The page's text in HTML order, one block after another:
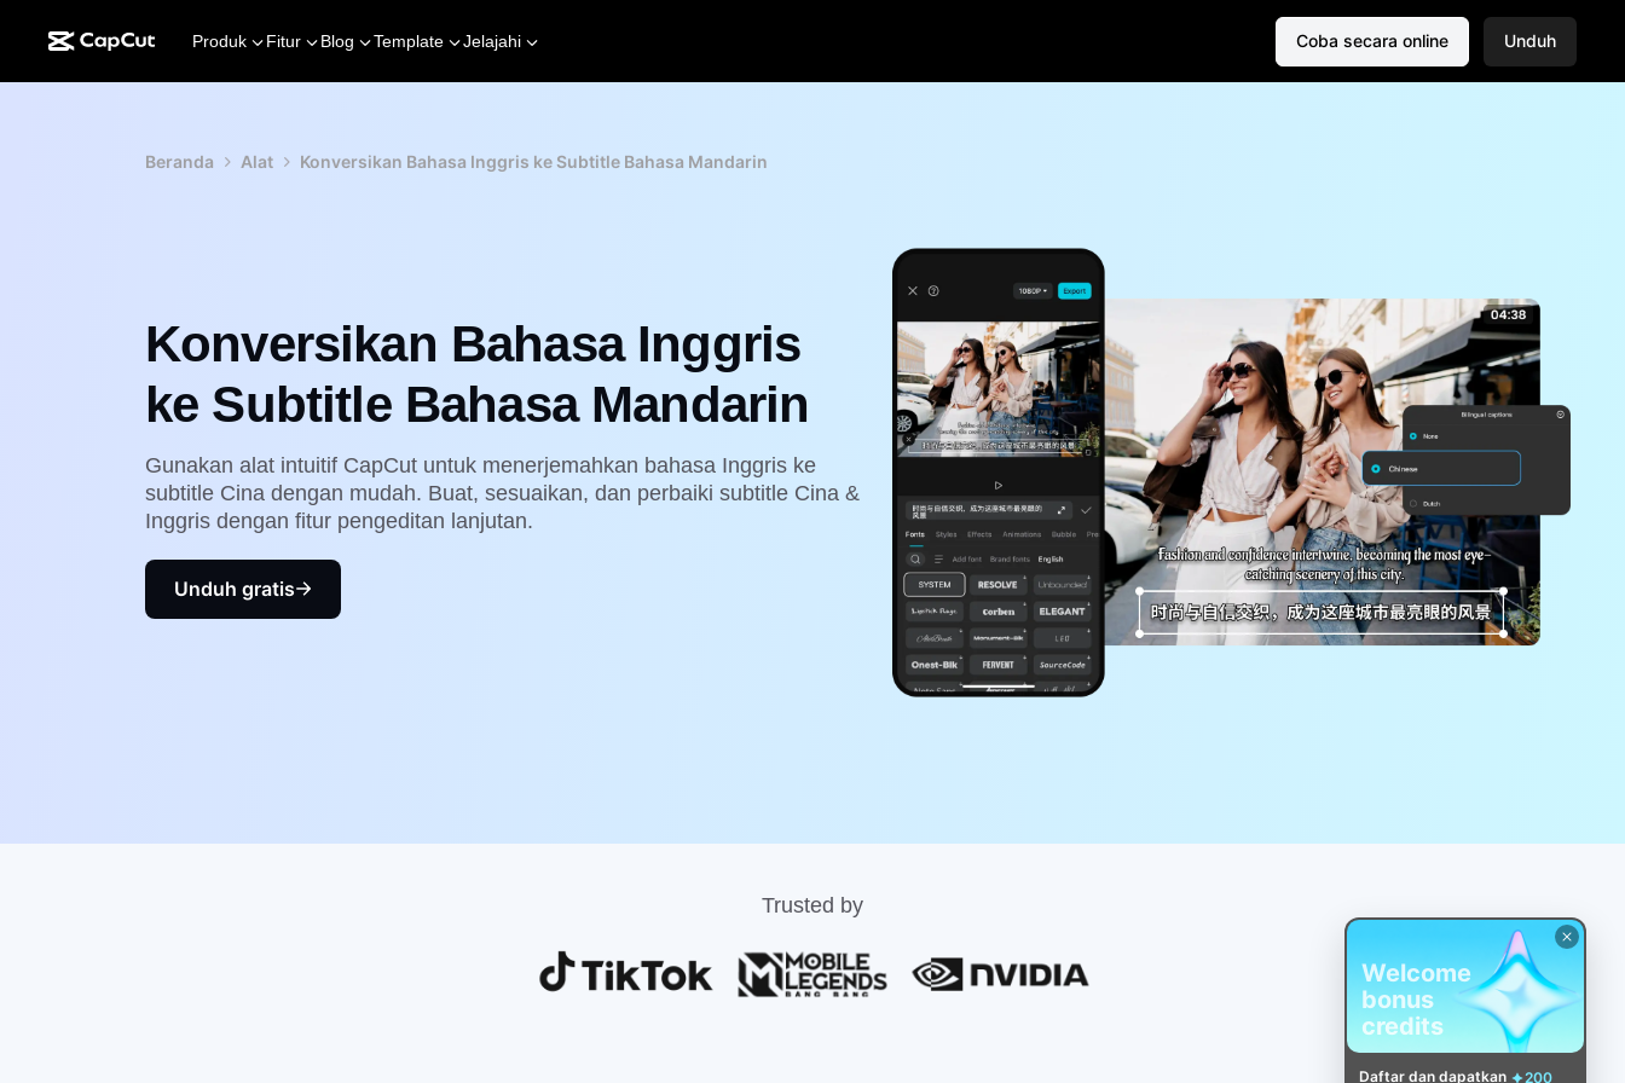
Produk Fitur Blog Template Jelajahi Coba secara online Unduh
Beranda Alat Konversikan Bahasa Inggris ke Subtitle Bahasa Mandarin
Konversikan Bahasa Inggris
ke Subtitle Bahasa Mandarin
Gunakan alat intuitif CapCut untuk menerjemahkan bahasa Inggris ke
subtitle Cina dengan mudah. Buat, sesuaikan, dan perbaiki subtitle Cina &
Inggris dengan fitur pengeditan lanjutan.
Unduh gratis
Trusted by
Welcome
bonus
credits
Daftar dan dapatkan 200